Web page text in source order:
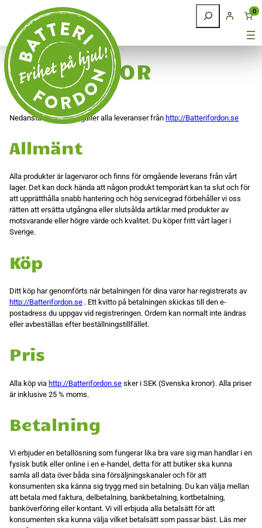
Hoppa till innehåll
0
KÖPVILLKOR
Nedanstående villkor gäller alla leveranser från http://Batterifordon.se
Allmänt
Alla produkter är lagervaror och finns för omgående leverans från vårt
lager. Det kan dock hända att någon produkt temporärt kan ta slut och för
att upprätthålla snabb hantering och hög servicegrad förbehåller vi oss
rätten att ersätta utgångna eller slutsålda artiklar med produkter av
motsvarande eller högre värde och kvalitet. Du köper fritt vårt lager i
Sverige.
Köp
Ditt köp har genomförts när betalningen för dina varor har registrerats av
http://Batterifordon.se . Ett kvitto på betalningen skickas till den e-
postadress du uppgav vid registreringen. Ordern kan normalt inte ändras
eller avbeställas efter beställningstillfället.
Pris
Alla köp via http://Batterifordon.se sker i SEK (Svenska kronor). Alla priser
är inklusive 25 % moms.
Betalning
Vi erbjuder en betallösning som fungerar lika bra vare sig man handlar i en
fysisk butik eller online i en e-handel, detta för att butiker ska kunna
samla all data över båda sina försäljningskanaler och för att
konsumenten ska känna sig trygg med sin betalning. Du kan välja mellan
att betala med faktura, delbetalning, bankbetalning, kortbetalning,
banköverföring eller kontant. Vi vill erbjuda alla betalsätt för att
konsumenten ska kunna välja vilket betalsätt som passar bäst. Läs mer
Nödvändiga
Dessa kakor
De behövs
för att
taget ska
fungera.
Statistik
För att vi ska
förbättra
hemsidans
funktionalitet
och
uppbyggnad,